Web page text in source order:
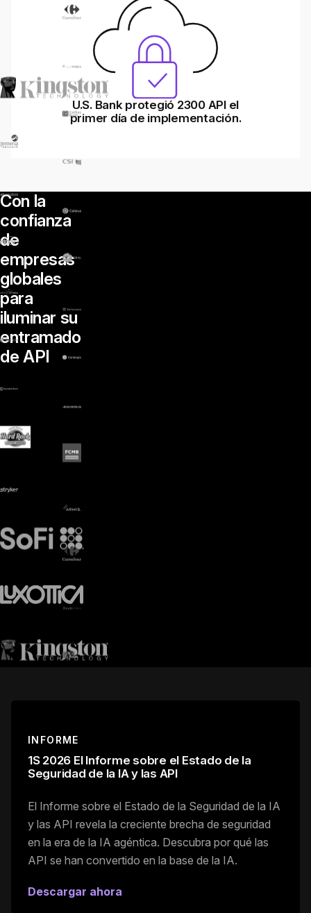
U.S. Bank protegió 2300 API el
primer día de implementación.
Con la
confianza
de
empresas
globales
para
iluminar su
entramado
de API
INFORME
1S 2026 El Informe sobre el Estado de la
Seguridad de la IA y las API
El Informe sobre el Estado de la Seguridad de la IA
y las API revela la creciente brecha de seguridad
en la era de la IA agéntica. Descubra por qué las
API se han convertido en la base de la IA.
Descargar ahora